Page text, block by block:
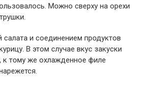
Можно сверху на орехи
и соединением продуктов
В этом случае вкус закуски
к тому же охлажденное филе